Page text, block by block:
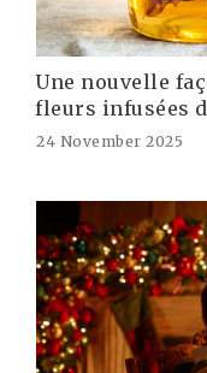
Une nouvelle
fleurs infusées
24 November 2025